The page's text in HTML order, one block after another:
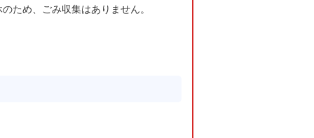
ため、ごみ収集はありません。